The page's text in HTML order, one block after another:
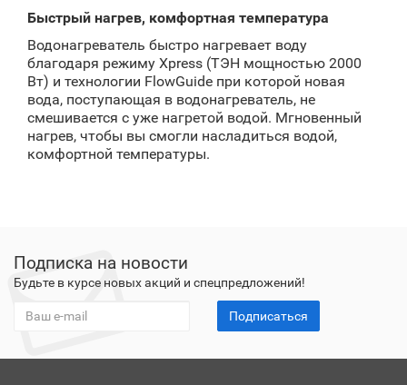
Быстрый нагрев, комфортная температура
Водонагреватель быстро нагревает воду
благодаря режиму Xpress (ТЭН мощностью 2000
Вт) и технологии FlowGuide при которой новая
вода, поступающая в водонагреватель, не
смешивается с уже нагретой водой. Мгновенный
нагрев, чтобы вы смогли насладиться водой,
комфортной температуры.
Подписка на новости
Будьте в курсе новых акций и спецпредложений!
Подписаться